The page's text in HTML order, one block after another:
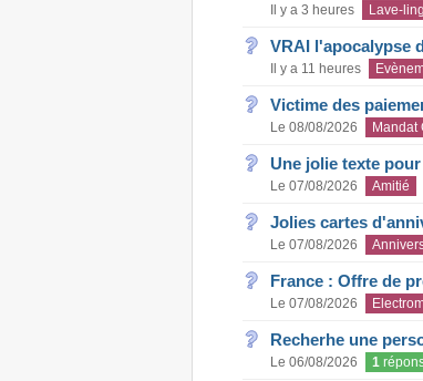
Il y a 3 heures Lave-
VRAI l'apocalypse
Il y a 11 heures
Victime des
Le 08/08/2026 Mandat
Une jolie texte
Le 07/08/2026 Amitié
Jolies cartes
Le 07/08/2026
France : Offre de
Le 07/08/2026
Recherhe une
Le 06/08/2026 1